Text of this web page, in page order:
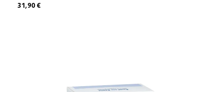
Regulärer Preis:
31,90 €